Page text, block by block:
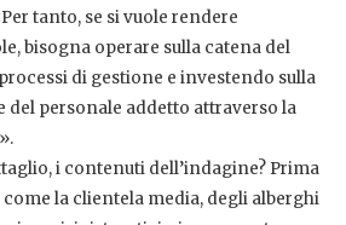
tanto, se si vuole rendere
bisogna operare sulla catena del
di gestione e investendo sulla
del personale addetto attraverso la
i contenuti dell’indagine? Prima
la clientela media, degli alberghi